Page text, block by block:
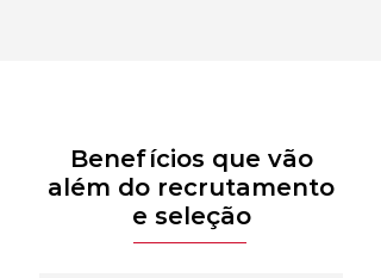
Benefícios que vão
além do recrutamento
e seleção